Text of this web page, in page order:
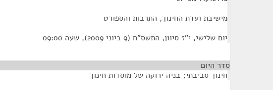
מישיבת ועדת החינוך, התרבות והספורט
יום שלישי, י"ז סיוון, התשס"ח (9 ביוני 2009), שעה 09:00
סדר היום
חינוך סביבתי; בניה ירוקה של מוסדות חינוך